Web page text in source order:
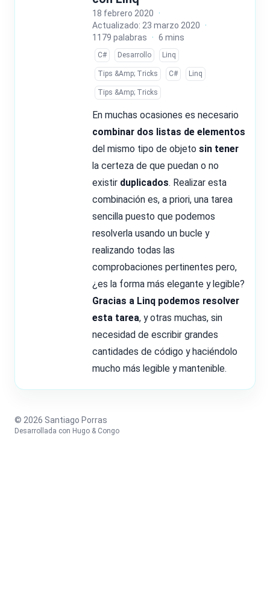
18 febrero 2020 ·
Actualizado: 23 marzo 2020 ·
1179 palabras · 6 mins
C# Desarrollo Linq
Tips &Amp; Tricks C# Linq
Tips &Amp; Tricks
En muchas ocasiones es necesario
combinar dos listas de elementos
del mismo tipo de objeto sin tener
la certeza de que puedan o no
existir duplicados. Realizar esta
combinación es, a priori, una tarea
sencilla puesto que podemos
resolverla usando un bucle y
realizando todas las
comprobaciones pertinentes pero,
¿es la forma más elegante y legible?
Gracias a Linq podemos resolver
esta tarea, y otras muchas, sin
necesidad de escribir grandes
cantidades de código y haciéndolo
mucho más legible y mantenible.
© 2026 Santiago Porras
Desarrollada con Hugo & Congo